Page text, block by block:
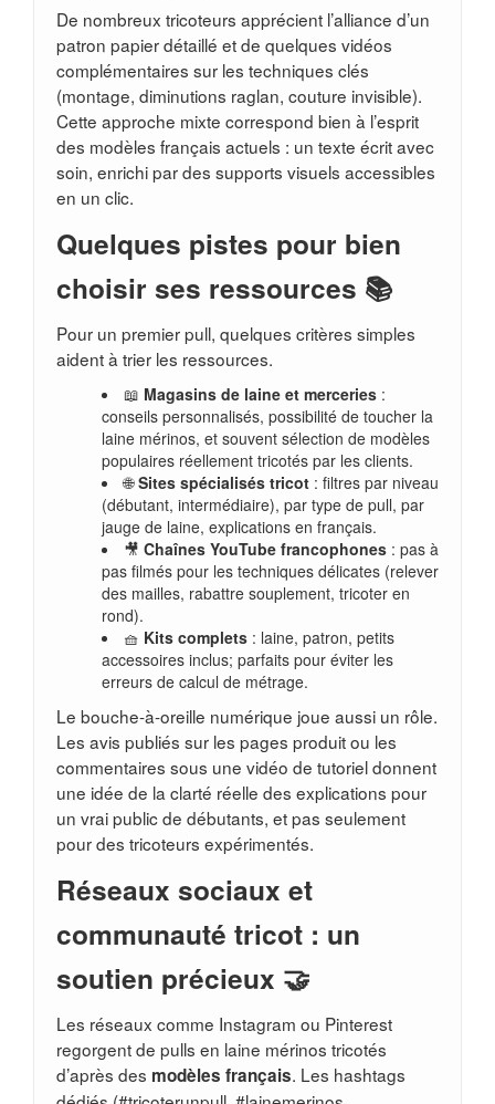
De nombreux tricoteurs apprécient l’alliance d’un
patron papier détaillé et de quelques vidéos
complémentaires sur les techniques clés
(montage, diminutions raglan, couture invisible).
Cette approche mixte correspond bien à l’esprit
des modèles français actuels : un texte écrit avec
soin, enrichi par des supports visuels accessibles
en un clic.
Quelques pistes pour bien
choisir ses ressources 📚
Pour un premier pull, quelques critères simples
aident à trier les ressources.
📖 Magasins de laine et merceries:
conseils personnalisés, possibilité de toucher la
laine mérinos, et souvent sélection de modèles
populaires réellement tricotés par les clients.
🌐Sites spécialisés tricot: filtres par niveau
(débutant, intermédiaire), par type de pull, par
jauge de laine, explications en français.
🎥 Chaînes YouTube francophones: pas à
pas filmés pour les techniques délicates (relever
des mailles, rabattre souplement, tricoter en
rond).
🧺 Kits complets: laine, patron, petits
accessoires inclus; parfaits pour éviter les
erreurs de calcul de métrage.
Le bouche-à-oreille numérique joue aussi un rôle.
Les avis publiés sur les pages produit ou les
commentaires sous une vidéo de tutoriel donnent
une idée de la clarté réelle des explications pour
un vrai public de débutants, et pas seulement
pour des tricoteurs expérimentés.
Réseaux sociaux et
communauté tricot : un
soutien précieux 🤝
Les réseaux comme Instagram ou Pinterest
regorgent de pulls en laine mérinos tricotés
d’après des modèles français. Les hashtags